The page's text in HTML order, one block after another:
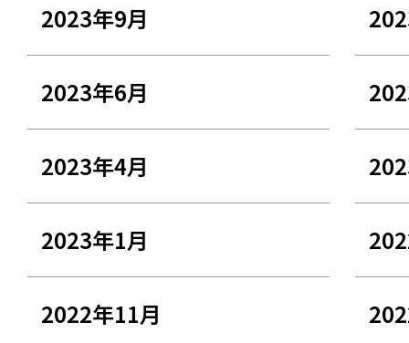
2023年9月
2023年6月
2023年4月
2023年1月
2022年11月